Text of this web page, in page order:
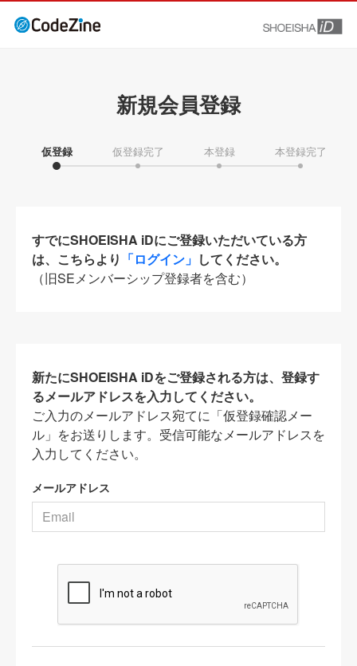
新規会員登録
仮登録 仮登録完了 本登録 本登録完了
すでにSHOEISHA iDにご登録いただいている方
は、こちらより 「ログイン」 してください。
（旧SEメンバーシップ登録者を含む）
新たにSHOEISHA iDをご登録される方は、登録す
るメールアドレスを入力してください。
ご入力のメールアドレス宛てに「仮登録確認メー
ル」をお送りします。受信可能なメールアドレスを
入力してください。
メールアドレス